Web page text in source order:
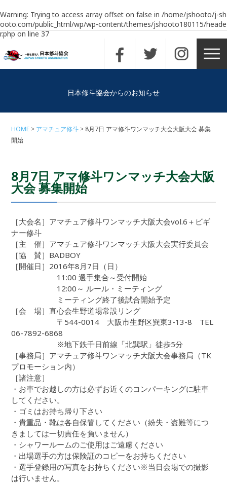
Warning: Trying to access array offset on false in /home/jshooto/j-sh
ooto.com/public_html/wp/wp-content/themes/jshooto180115/heade
r.phpon line37
日本修斗協会からのお知らせ
HOME アマチュア修斗
8月7日 アマ修斗ワンマッチ大会大阪大会 募集
開始
8月7日 アマ修斗ワンマッチ大会大阪
大会 募集開始
［大会名］アマチュア修斗ワンマッチ大阪大会vol.6＋ビギ
ナー修斗
［主 催］アマチュア修斗ワンマッチ大阪大会実行委員会
［協 賛］BADBOY
［開催日］2016年8月7日（日）
11:00 選手集合～受付開始
12:00～ ルール・ミーティング
ミーティング終了後試合開始予定
［会 場］直心会生野道場常設リング
〒544-0014 大阪市生野区巽東3-13-8 TEL
06-7892-6868
※地下鉄千日前線「北巽駅」徒歩5分
［事務局］アマチュア修斗ワンマッチ大阪大会事務局（TK
プロモーション内）
［諸注意］
・お車でお越しの方は必ずお近くのコンパーキングに駐車
してください。
・ゴミはお持ち帰り下さい
・貴重品・靴は各自保管してください（紛失・盗難等につ
きましては一切責任を負いません）
・シャワールームのご使用はご遠慮ください
・出場選手の方は保険証のコピーをお持ちください
・選手登録用の写真をお持ちください※当日会場での撮影
は行いません。